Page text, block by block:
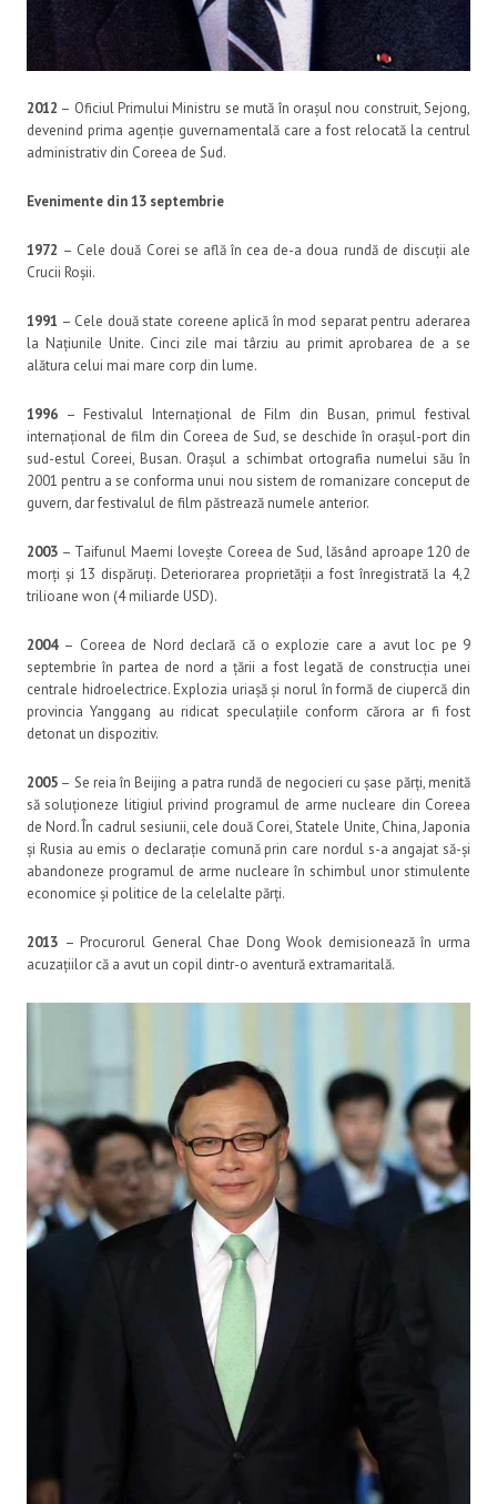
2012 – Oficiul Primului Ministru se mută în orașul nou construit, Sejong,
devenind prima agenție guvernamentală care a fost relocată la centrul
administrativ din Coreea de Sud.
Evenimente din 13 septembrie
1972 – Cele două Corei se află în cea de-a doua rundă de discuții ale
Crucii Roșii.
1991 – Cele două state coreene aplică în mod separat pentru aderarea
la Națiunile Unite. Cinci zile mai târziu au primit aprobarea de a se
alătura celui mai mare corp din lume.
1996 – Festivalul Internațional de Film din Busan, primul festival
internațional de film din Coreea de Sud, se deschide în orașul-port din
sud-estul Coreei, Busan. Orașul a schimbat ortografia numelui său în
2001 pentru a se conforma unui nou sistem de romanizare conceput de
guvern, dar festivalul de film păstrează numele anterior.
2003 – Taifunul Maemi lovește Coreea de Sud, lăsând aproape 120 de
morți și 13 dispăruți. Deteriorarea proprietății a fost înregistrată la 4,2
trilioane won (4 miliarde USD).
2004 – Coreea de Nord declară că o explozie care a avut loc pe 9
septembrie în partea de nord a țării a fost legată de construcția unei
centrale hidroelectrice. Explozia uriașă și norul în formă de ciupercă din
provincia Yanggang au ridicat speculațiile conform cărora ar fi fost
detonat un dispozitiv.
2005 – Se reia în Beijing a patra rundă de negocieri cu șase părți, menită
să soluționeze litigiul privind programul de arme nucleare din Coreea
de Nord. În cadrul sesiunii, cele două Corei, Statele Unite, China, Japonia
și Rusia au emis o declarație comună prin care nordul s-a angajat să-și
abandoneze programul de arme nucleare în schimbul unor stimulente
economice și politice de la celelalte părți.
2013 – Procurorul General Chae Dong Wook demisionează în urma
acuzațiilor că a avut un copil dintr-o aventură extramaritală.